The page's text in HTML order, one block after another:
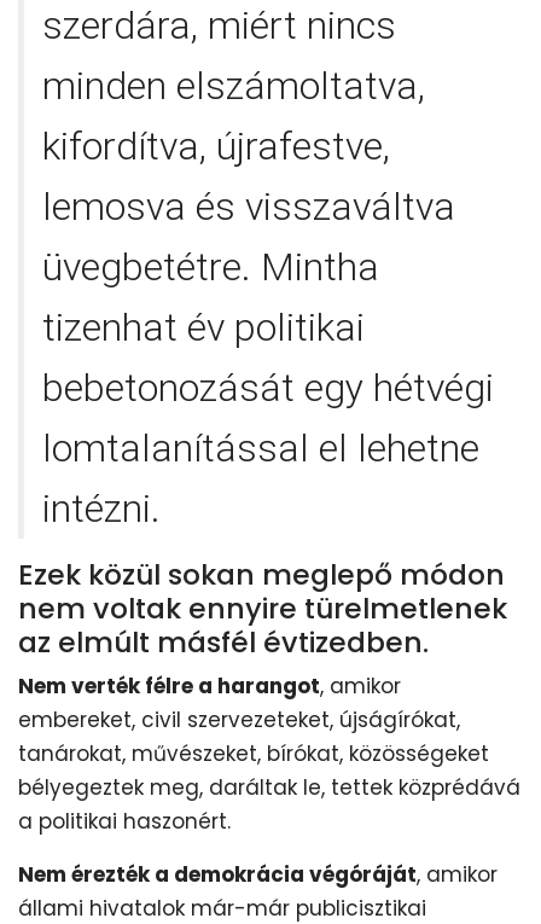
szerdára, miért nincs
minden elszámoltatva,
kifordítva, újrafestve,
lemosva és visszaváltva
üvegbetétre. Mintha
tizenhat év politikai
bebetonozását egy hétvégi
lomtalanítással el lehetne
intézni.
Ezek közül sokan meglepő módon
nem voltak ennyire türelmetlenek
az elmúlt másfél évtizedben.
Nem verték félre a harangot, amikor
embereket, civil szervezeteket, újságírókat,
tanárokat, művészeket, bírókat, közösségeket
bélyegeztek meg, daráltak le, tettek közprédává
a politikai haszonért.
Nem érezték a demokrácia végóráját, amikor
állami hivatalok már-már publicisztikai